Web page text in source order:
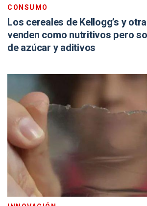
CONSUMO
Los cereales de Kellogg’s y
venden como nutritivos pero
de azúcar y aditivos